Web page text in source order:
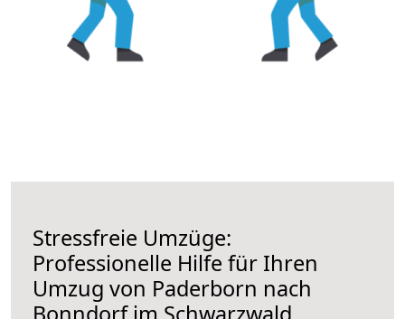
Stressfreie Umzüge:
Professionelle Hilfe für Ihren
Umzug von Paderborn nach